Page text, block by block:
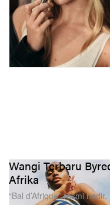
Wangi Terbaru
Afrika
“Bal d’Afrique” resmi hadir.